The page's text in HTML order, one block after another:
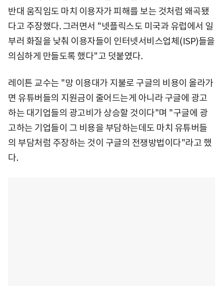
반대 움직임도 마치 이용자가 피해를 보는 것처럼 왜곡됐
다고 주장했다. 그러면서 "넷플릭스도 미국과 유럽에서 일
부러 화질을 낮춰 이용자들이 인터넷서비스업체(ISP)들을
의심하게 만들도록 했다"고 덧붙였다.
레이튼 교수는 "망 이용대가 지불로 구글의 비용이 올라가
면 유튜버들의 지원금이 줄어드는게 아니라 구글에 광고
하는 대기업들의 광고비가 상승할 것이다"며 "구글에 광
고하는 기업들이 그 비용을 부담하는데도 마치 유튜버들
의 부담처럼 주장하는 것이 구글의 전쟁방법이다"라고 했
다.